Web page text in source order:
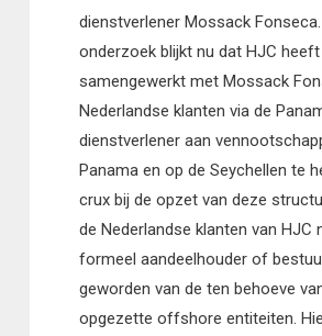
dienstverlener Mossack
onderzoek blijkt nu dat HJC heeft
samengewerkt met Mossack
Nederlandse klanten via de
dienstverlener aan
Panama en op de Seychellen te
crux bij de opzet van deze
de Nederlandse klanten van HJC
formeel aandeelhouder of
geworden van de ten behoeve
opgezette offshore entiteiten.